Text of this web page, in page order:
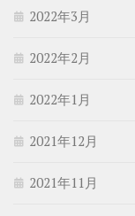
2022年3月
2022年2月
2022年1月
2021年12月
2021年11月